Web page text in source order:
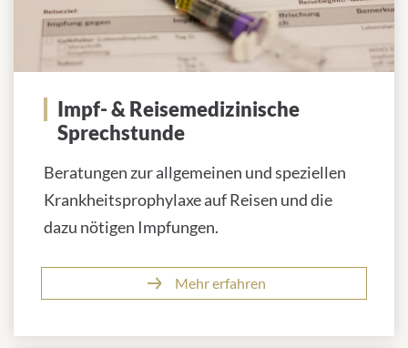
Impf- & Reisemedizinische
Sprechstunde
Beratungen zur allgemeinen und speziellen
Krankheitsprophylaxe auf Reisen und die
dazu nötigen Impfungen.
Mehr erfahren